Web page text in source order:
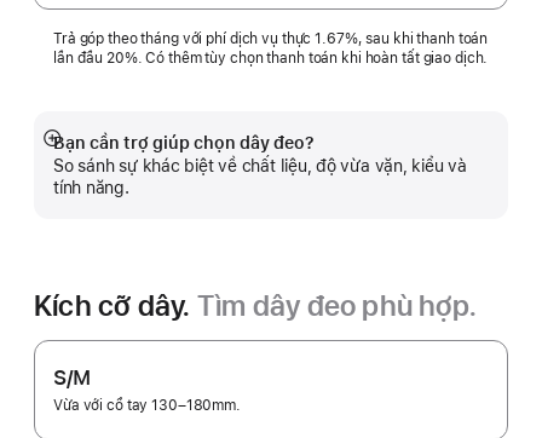
Trả góp theo tháng với phí dịch vụ thực 1.67%, sau khi thanh toán
lần đầu 20%. Có thêm tùy chọn thanh toán khi hoàn tất giao dịch.
Bạn cần trợ giúp chọn dây đeo?
So sánh sự khác biệt về chất liệu, độ vừa vặn, kiểu và
tính năng.
Hiển
thị
thêm
Kích cỡ dây. Tìm dây đeo phù hợp.
S/M
Vừa với cổ tay 130–180mm.